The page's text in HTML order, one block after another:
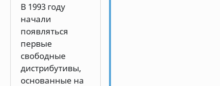
В 1993 году
начали
появляться
первые
свободные
дистрибутивы,
основанные на